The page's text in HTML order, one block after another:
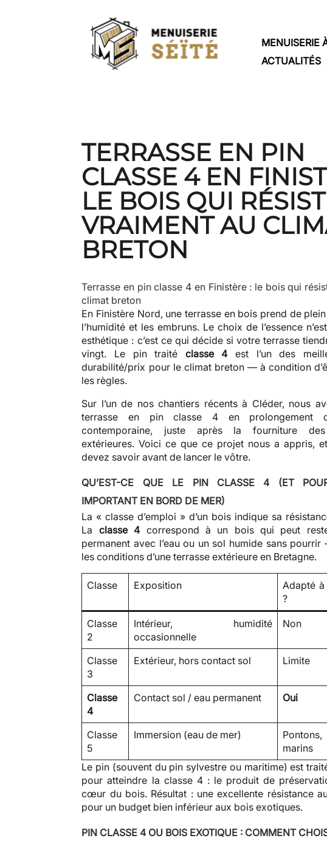
MENUISERIE
ACTUALITÉS
TERRASSE EN PIN
CLASSE 4 EN
LE BOIS QUI
VRAIMENT AU
BRETON
Terrasse en pin classe 4 en Finistère : le bois qui
climat breton
En Finistère Nord, une terrasse en bois prend de
l’humidité et les embruns. Le choix de l’essence
esthétique : c’est ce qui décide si votre terrasse
vingt. Le pin traité classe 4 est l’un des
durabilité/prix pour le climat breton — à condition
les règles.
Sur l’un de nos chantiers récents à Cléder, nous
terrasse en pin classe 4 en prolongement
contemporaine, juste après la fourniture des
extérieures. Voici ce que ce projet nous a appris,
devez savoir avant de lancer le vôtre.
QU’EST-CE QUE LE PIN CLASSE 4 (ET
IMPORTANT EN BORD DE MER)
La « classe d’emploi » d’un bois indique sa
La classe 4 correspond à un bois qui peut
permanent avec l’eau ou un sol humide sans
les conditions d’une terrasse extérieure en Bretagne.
Classe Exposition
Adapté
?
Classe
2
Intérieur, humidité
occasionnelle
Non
Classe
3
Extérieur, hors contact sol Limite
Classe
4
Contact sol / eau permanent Oui
Classe
5
Immersion (eau de mer)
marins
Le pin (souvent du pin sylvestre ou maritime) est
pour atteindre la classe 4 : le produit de
cœur du bois. Résultat : une excellente résistance
pour un budget bien inférieur aux bois exotiques.
PIN CLASSE 4 OU BOIS EXOTIQUE : COMMENT